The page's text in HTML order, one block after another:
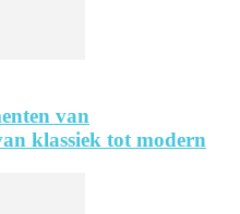
van
klassiek tot modern